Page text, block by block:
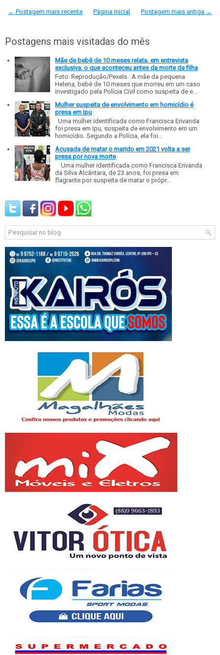
← Postagem mais recente Postagem mais antiga →
Página inicial
Postagens mais visitadas do mês
Mãe de bebê de 10 meses relata, em entrevista
exclusiva, o que aconteceu antes da morte da filha
Foto: Reprodução/Pexels A mãe da pequena
Helena, bebê de 10 meses que morreu em um caso
investigado pela Polícia Civil como suspeita de e...
Mulher suspeita de envolvimento em homicídio é
presa em Ipu
Uma mulher identificada como Francisca Erivanda
foi presa em Ipu, suspeita de envolvimento em um
homicídio. Segundo a Polícia, ela foi...
Acusada de matar o marido em 2021 volta a ser
presa por nova morte
Uma mulher identificada como Francisca Erivanda
da Silva Alcântara, de 23 anos, foi presa em
flagrante por suspeita de matar o própr...